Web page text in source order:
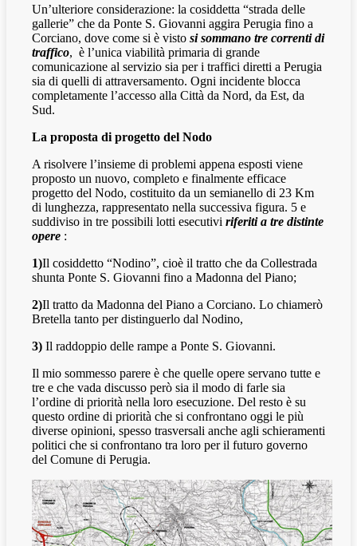
Un’ulteriore considerazione: la cosiddetta “strada delle
gallerie” che da Ponte S. Giovanni aggira Perugia fino a
Corciano, dove come si è visto si sommano tre correnti di
traffico, è l’unica viabilità primaria di grande
comunicazione al servizio sia per i traffici diretti a Perugia
sia di quelli di attraversamento. Ogni incidente blocca
completamente l’accesso alla Città da Nord, da Est, da
Sud.
La proposta di progetto del Nodo
A risolvere l’insieme di problemi appena esposti viene
proposto un nuovo, completo e finalmente efficace
progetto del Nodo, costituito da un semianello di 23 Km
di lunghezza, rappresentato nella successiva figura. 5 e
suddiviso in tre possibili lotti esecutivi riferiti a tre distinte
opere :
1)Il cosiddetto “Nodino”, cioè il tratto che da Collestrada
shunta Ponte S. Giovanni fino a Madonna del Piano;
2)Il tratto da Madonna del Piano a Corciano. Lo chiamerò
Bretella tanto per distinguerlo dal Nodino,
3) Il raddoppio delle rampe a Ponte S. Giovanni.
Il mio sommesso parere è che quelle opere servano tutte e
tre e che vada discusso però sia il modo di farle sia
l’ordine di priorità nella loro esecuzione. Del resto è su
questo ordine di priorità che si confrontano oggi le più
diverse opinioni, spesso trasversali anche agli schieramenti
politici che si confrontano tra loro per il futuro governo
del Comune di Perugia.